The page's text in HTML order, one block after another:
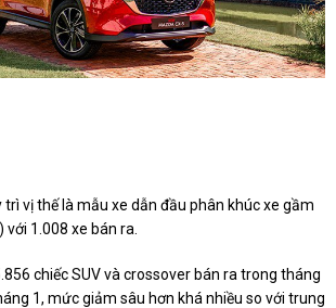
trì vị thế là mẫu xe dẫn đầu phân khúc xe gầm
1.008 xe bán ra.
chiếc SUV và crossover bán ra trong tháng
1, mức giảm sâu hơn khá nhiều so với trung